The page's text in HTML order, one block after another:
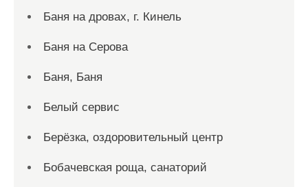
Баня на дровах, г. Кинель
Баня на Серова
Баня, Баня
Белый сервис
Берёзка, оздоровительный центр
Бобачевская роща, санаторий